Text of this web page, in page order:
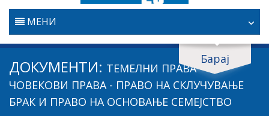
МЕНИ
ПОЧЕТНА
ПРАВОСУДСТВО
БОРБА ПРОТИВ КОРУПЦИЈАТА
Барај
Барај документи
Барај
ДОКУМЕНТИ: ТЕМЕЛНИ ПРАВА -
ЧОВЕКОВИ ПРАВА - ПРАВО НА СКЛУЧУВАЊЕ
БРАК И ПРАВО НА ОСНОВАЊЕ СЕМЕЈСТВО